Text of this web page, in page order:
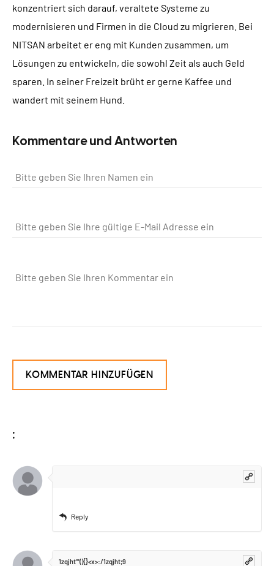
konzentriert sich darauf, veraltete Systeme zu
modernisieren und Firmen in die Cloud zu migrieren. Bei
NITSAN arbeitet er eng mit Kunden zusammen, um
Lösungen zu entwickeln, die sowohl Zeit als auch Geld
sparen. In seiner Freizeit brüht er gerne Kaffee und
wandert mit seinem Hund.
Kommentare und Antworten
:
Reply
1zqjht'"(){}<x>:/1zqjht;9